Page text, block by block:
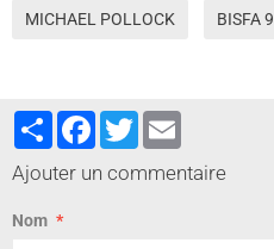
MICHAEL POLLOCK BISFA 9
PartagerFacebook
Twitter
Ajouter un commentaire
Nom